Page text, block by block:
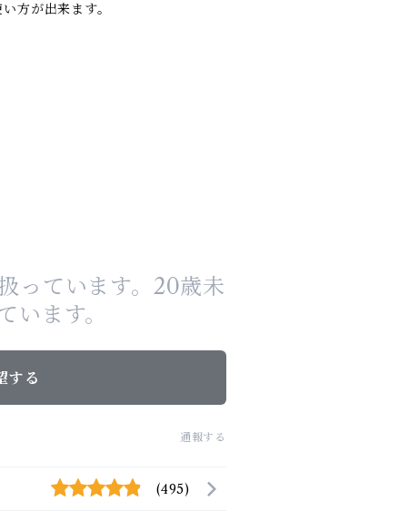
方が出来ます。
っています。20歳未
います。
する
通報する
(495)